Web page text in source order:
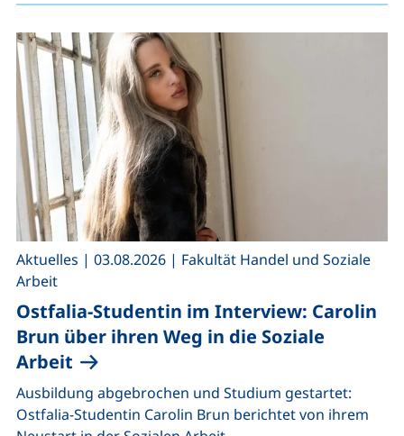
Ostfalia-Studentin im Interview: Carolin
Brun über ihren Weg in die Soziale
Arbeit
Aktuelles | 03.08.2026 | Fakultät Handel und Soziale
Arbeit
Ausbildung abgebrochen und Studium gestartet:
Ostfalia-Studentin Carolin Brun berichtet von ihrem